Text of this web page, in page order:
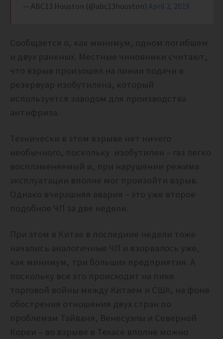
— ABC13 Houston (@abc13houston) April 2, 2019
Сообщается о, как минимум, одном погибшем
и двух раненых. Местные чиновники считают,
что взрыв произошел на линии подачи в
резервуар изобутилена, который
используется заводом для производства
антифриза.
Технически в этом взрыве нет ничего
необычного, поскольку изобутилен – газ легко
воспламеняемый и, при нарушении режима
эксплуатации вполне мог произойти взрыв.
Однако вчерашняя авария – это уже второе
подобное ЧП за две недели.
При этом в Китае в последние недели тоже
начались аналогичные ЧП и взорвалось уже,
как минимум, три больших предприятия. А
поскольку все это происходит на пике
торговой войны между Китаем и США, на фоне
обострения отношения двух стран по
проблемам Тайваня, Венесуэлы и Северной
Кореи – во взрыве в Техасе вполне можно